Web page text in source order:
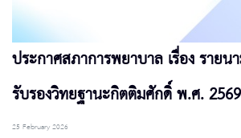
ประกาศสภาการพยาบาล เรื่อง รายน
รับรองวิทยฐานะกิตติมศักดิ์ พ.ศ.
25 February 2026